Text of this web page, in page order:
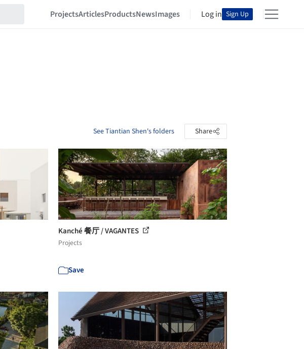
ProjectsArticlesProductsNewsImages Log in Sign Up
See Tiantian Shen's folders Share
Kanché 餐厅 / VAGANTES
Projects
Save